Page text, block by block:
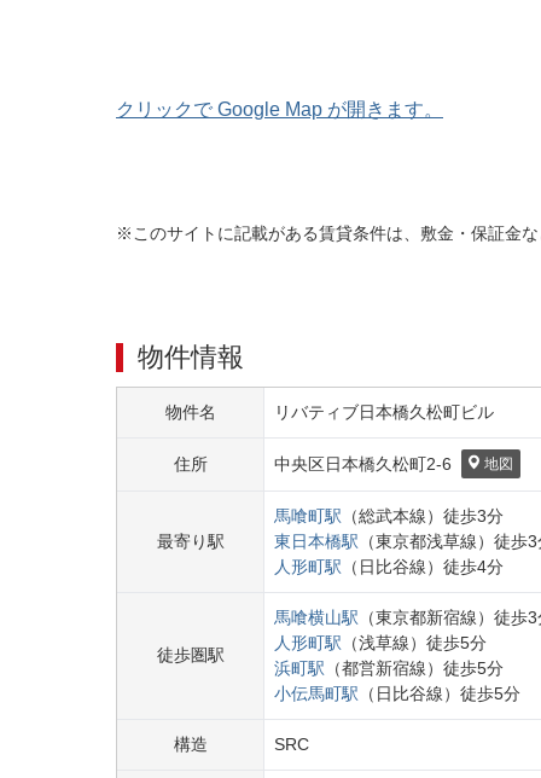
クリックで Google Map が開きます。
※このサイトに記載がある賃貸条件は、敷金・保証金
物件情報
物件名 リバティブ日本橋久松町ビル
住所 中央区日本橋久松町2-6 地図
最寄り駅
馬喰町駅 （総武本線） 徒歩3分
東日本橋駅 （東京都浅草線） 徒歩3
人形町駅 （ 日比谷線） 徒歩4分
徒歩圏駅
馬喰横山駅 （東京都新宿線） 徒歩3
人形町駅 （浅草線） 徒歩5分
浜町駅 （都営新宿線） 徒歩5分
小伝馬町駅 （ 日比谷線） 徒歩5分
構造 SRC